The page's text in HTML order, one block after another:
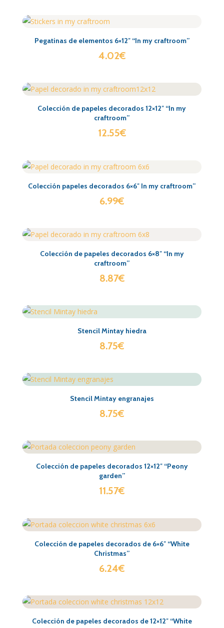
Pegatinas de elementos 6×12″ “In my craftroom”
4.02€
Colección de papeles decorados 12×12″ “In my
craftroom”
12.55€
Colección papeles decorados 6×6″ In my craftroom”
6.99€
Colección de papeles decorados 6×8″ “In my
craftroom”
8.87€
Stencil Mintay hiedra
8.75€
Stencil Mintay engranajes
8.75€
Colección de papeles decorados 12×12″ “Peony
garden”
11.57€
Colección de papeles decorados de 6×6″ “White
Christmas”
6.24€
Colección de papeles decorados de 12×12″ “White